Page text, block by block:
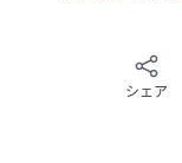
本商品は価格改定
シェア